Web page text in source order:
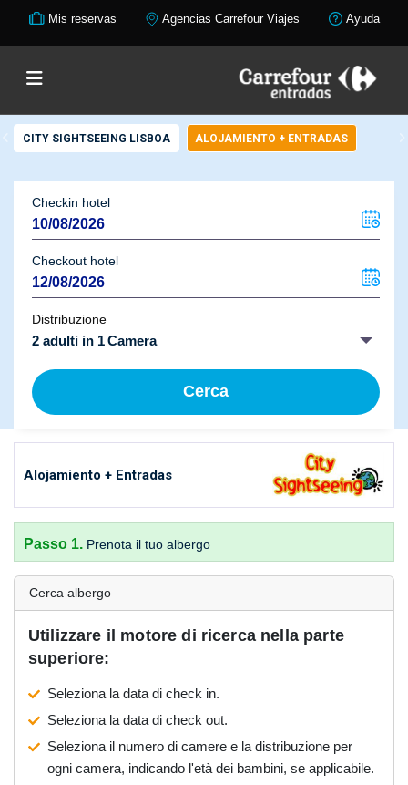
Mis reservas Agencias Carrefour Viajes Ayuda
CITY SIGHTSEEING LISBOA ALOJAMIENTO + ENTRADAS
Checkin hotel
Checkout hotel
Distribuzione
2 adulti in 1 Camera
Cerca
Alojamiento + Entradas
Passo 1. Prenota il tuo albergo
Cerca albergo
Utilizzare il motore di ricerca nella parte
superiore:
Seleziona la data di check in.
Seleziona la data di check out.
Seleziona il numero di camere e la distribuzione per
ogni camera, indicando l'età dei bambini, se applicabile.